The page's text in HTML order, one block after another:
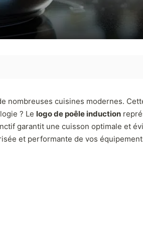
nombreuses cuisines modernes.
? Le logo de poêle induction
garantit une cuisson optimale et
et performante de vos